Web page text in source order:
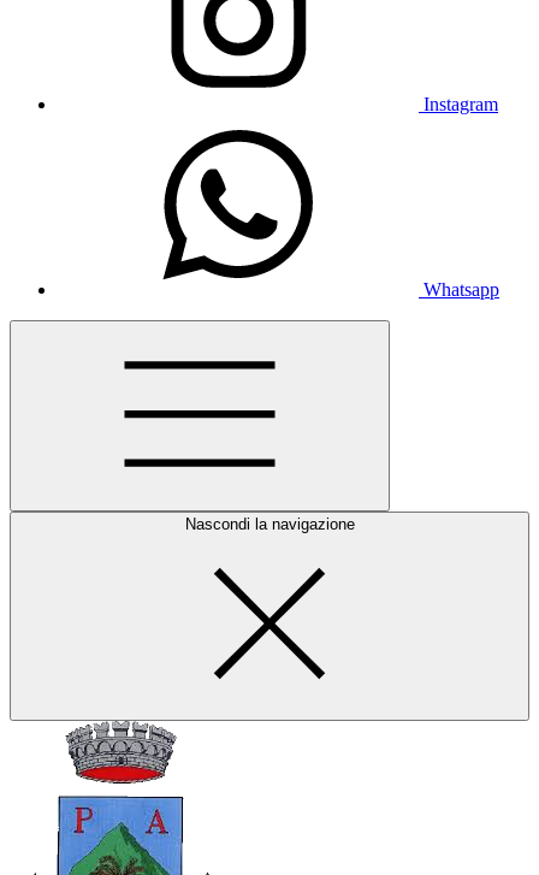
Instagram
Whatsapp
Nascondi la navigazione